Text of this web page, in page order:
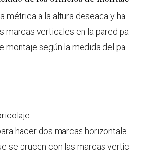
métrica a la altura deseada y ha
marcas verticales en la pared pa
montaje según la medida del pa
hacer dos marcas horizontale
se crucen con las marcas vertic